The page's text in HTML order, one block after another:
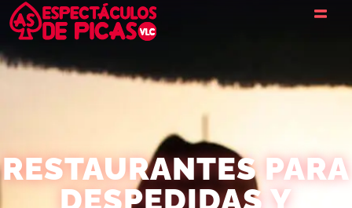
RESTAURANTES PARA
DESPEDIDAS Y